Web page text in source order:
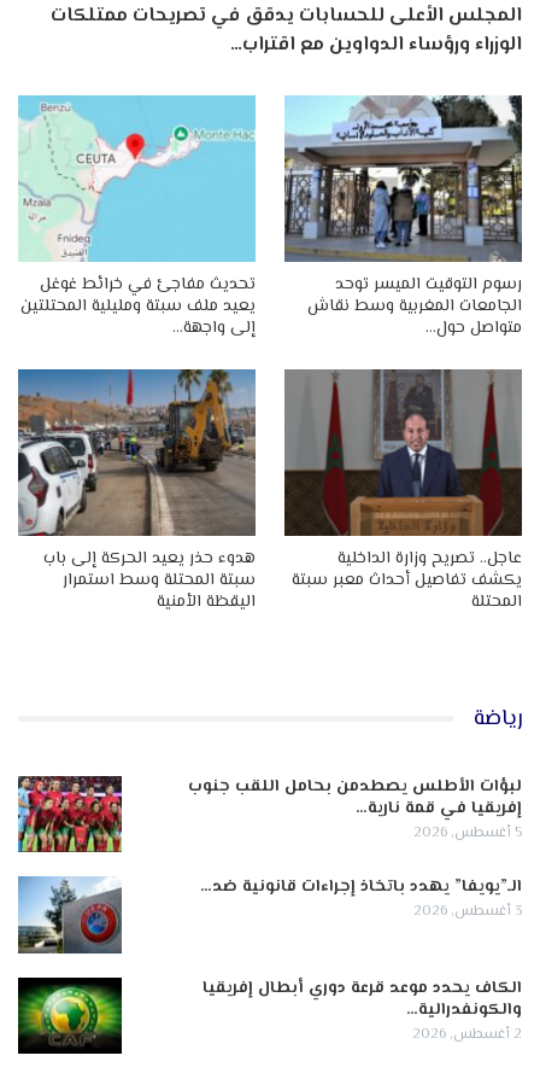
المجلس الأعلى للحسابات يدقق في تصريحات ممتلكات
الوزراء ورؤساء الدواوين مع اقتراب…
رسوم التوقيت الميسر توحد
الجامعات المغربية وسط نقاش
متواصل حول…
تحديث مفاجئ في خرائط غوغل
يعيد ملف سبتة ومليلية المحتلتين
إلى واجهة…
عاجل.. تصريح وزارة الداخلية
يكشف تفاصيل أحداث معبر سبتة
المحتلة
هدوء حذر يعيد الحركة إلى باب
سبتة المحتلة وسط استمرار
اليقظة الأمنية
رياضة
لبؤات الأطلس يصطدمن بحامل اللقب جنوب
إفريقيا في قمة نارية…
5 أغسطس, 2026
الـ”يويفا” يهدد باتخاذ إجراءات قانونية ضد…
3 أغسطس, 2026
الكاف يحدد موعد قرعة دوري أبطال إفريقيا
والكونفدرالية…
2 أغسطس, 2026